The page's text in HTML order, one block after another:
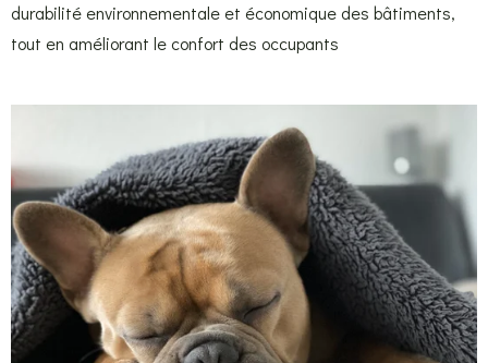
durabilité environnementale et économique des bâtiments,
tout en améliorant le confort des occupants